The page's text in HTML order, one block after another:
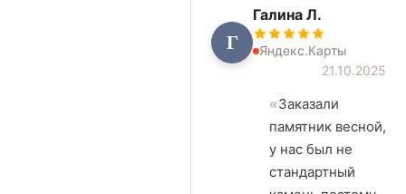
Г
Галина Л.
Яндекс.Карты
21.10.2025
Заказали
памятник весной,
у нас был не
стандартный